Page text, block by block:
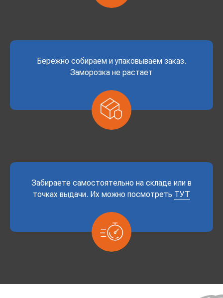
Бережно собираем и упаковываем заказ.
Заморозка не растает
Забираете самостоятельно на складе или в
точках выдачи. Их можно посмотреть ТУТ